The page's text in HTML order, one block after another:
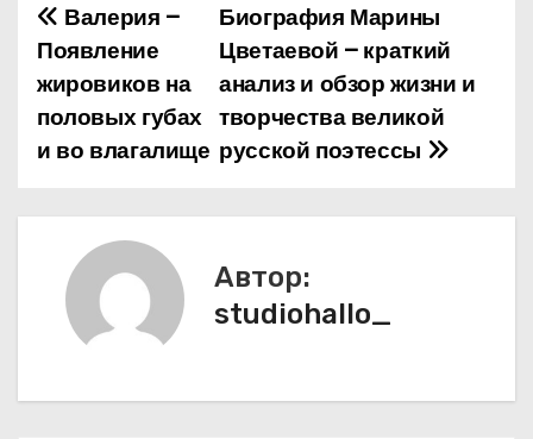
Н
а
в
г
Биография Марины
Цветаевой – краткий
анализ и обзор жизни и
творчества великой
русской поэтессы
Валерия –
Появление
жировиков на
половых губах
и во влагалище
Автор:
studiohallo_